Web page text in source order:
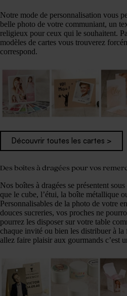
Notre mode de personnalisation vous
belle photo de votre communiant, un
religieux pour ceux qui le souhaitent.
modèles de cartes vous trouverez
correspond.
Découvrir toutes les cartes >
Des boîtes à dragées pour vos
Nos boîtes à dragées se présentent
que le cube, l’étui, la boîte métallique
Personnalisables de la photo de votre
douces sucreries, vos proches ne
pourrez les disposer sur votre table
chaque invité ou bien les distribuer à
allez faire plaisir aux gourmands c’est